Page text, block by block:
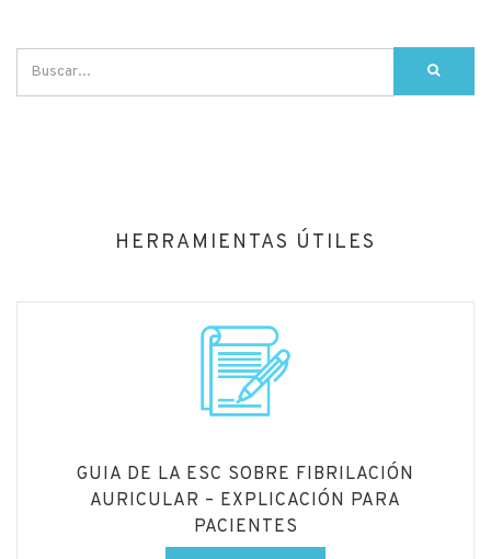
HERRAMIENTAS ÚTILES
GUIA DE LA ESC SOBRE FIBRILACIÓN
AURICULAR – EXPLICACIÓN PARA
PACIENTES